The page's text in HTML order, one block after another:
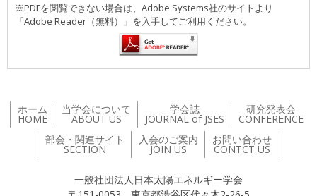
※PDFを閲覧できない場合は、Adobe Systems社のサイトより
「Adobe Reader（無料）」を入手してご利用ください。
ホーム
HOME
当学会について
ABOUT US
学会誌
JOURNAL of JSES
研究発表会
CONFERENCE
部会・関連サイト
SECTION
入会のご案内
JOIN US
お問い合わせ
CONTCT US
一般社団法人日本太陽エネルギー学会